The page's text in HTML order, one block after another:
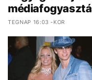
TEGNAP 16:03 -KOR